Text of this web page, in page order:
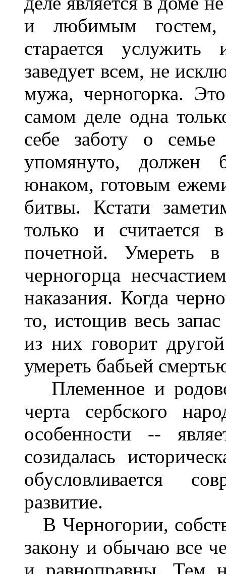
и любимым гостем,
старается
заведует всем, не
мужа, черногорка.
самом деле одна
себе заботу о
упомянуто, должен
юнаком, готовым
битвы. Кстати
только и считается
почетной. Умереть в
черногорца
наказания. Когда
то, истощив весь
из них говорит
умереть бабьей
Племенное и
черта сербского
особенности --
созидалась
обусловливается
развитие.
В Черногории,
закону и обычаю все